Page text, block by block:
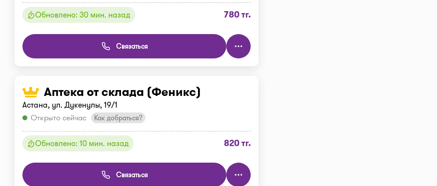
Обновлено: 30 мин. назад 780 тг.
Связаться
Аптека от склада (Феникс)
Астана, ул. Дукенулы, 19/1
Открыто сейчас
Как добраться?
Обновлено: 10 мин. назад 820 тг.
Связаться